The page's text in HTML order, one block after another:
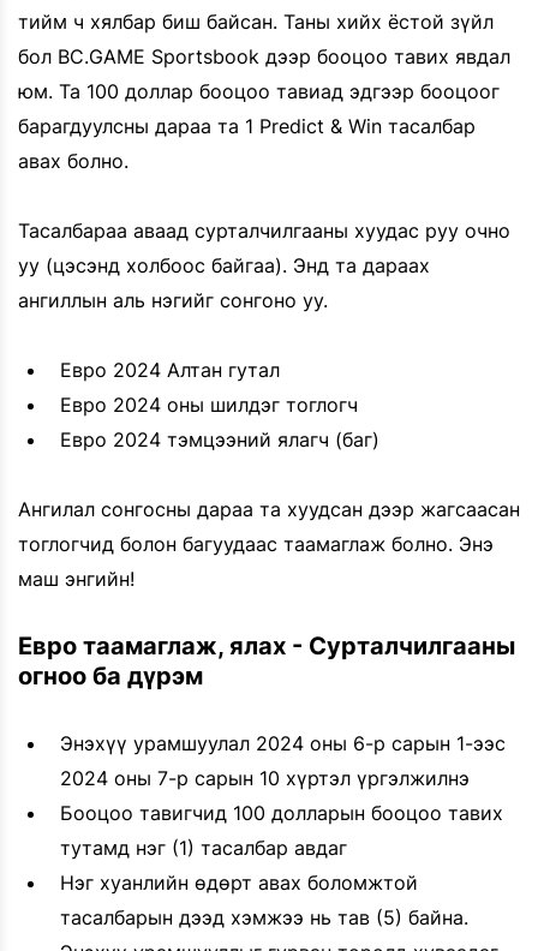
тийм ч хялбар биш байсан. Таны хийх ёстой зүйл
бол BC.GAME Sportsbook дээр бооцоо тавих явдал
юм. Та 100 доллар бооцоо тавиад эдгээр бооцоог
барагдуулсны дараа та 1 Predict & Win тасалбар
авах болно.
Тасалбараа аваад сурталчилгааны хуудас руу очно
уу (цэсэнд холбоос байгаа). Энд та дараах
ангиллын аль нэгийг сонгоно уу.
Евро 2024 Алтан гутал
Евро 2024 оны шилдэг тоглогч
Евро 2024 тэмцээний ялагч (баг)
Ангилал сонгосны дараа та хуудсан дээр жагсаасан
тоглогчид болон багуудаас таамаглаж болно. Энэ
маш энгийн!
Евро таамаглаж, ялах - Сурталчилгааны
огноо ба дүрэм
Энэхүү урамшуулал 2024 оны 6-р сарын 1-ээс
2024 оны 7-р сарын 10 хүртэл үргэлжилнэ
Бооцоо тавигчид 100 долларын бооцоо тавих
тутамд нэг (1) тасалбар авдаг
Нэг хуанлийн өдөрт авах боломжтой
тасалбарын дээд хэмжээ нь тав (5) байна.